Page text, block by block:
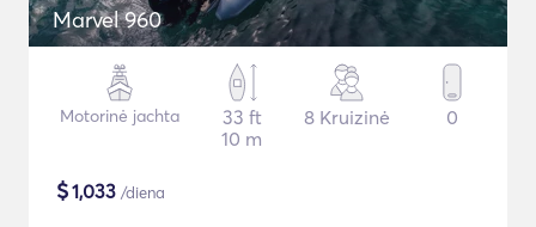
Marvel 960
Motorinė jachta
33 ft
10 m
8 Kruizinė 0
$1,033 /diena